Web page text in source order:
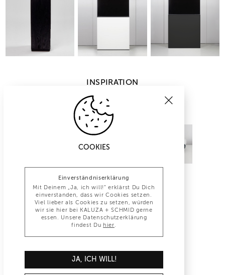
INSPIRATION
INFO@KALUZA-SCHMID.DE
+49 (0)30 847 1277 0
COOKIES
Einverständniserklärung
Mit Deinem „Ja, ich will!“ erklärst Du Dich
einverstanden, dass wir Cookies setzen.
Viel lieber als Cookies zu setzen, würden
wir sie hier bei KALUZA + SCHMID gerne
essen. Unsere Datenschutzerklärung
findest Du hier
JA, ICH WILL!